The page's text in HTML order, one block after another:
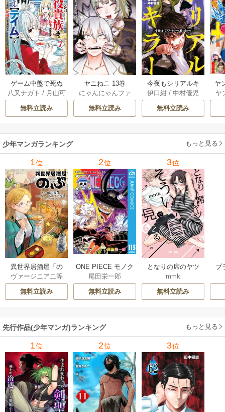
ゲーム中盤で死ぬ
悪役貴族に転生し
たので、外れスキ
ル【テイム】を駆
してみた 7巻
八又ナガト / 月山可
也
無料立読み
ヤニねこ 13巻
にゃんにゃんファ
クトリー
無料立読み
今夜もシリアルキ
ラーと待ち合わせ 5
巻
伊口紺 /中村優児
無料立読み
ヤ
ヤ
少年マンガランキング もっと見る
1位
異世界居酒屋「の
ぶ」
ヴァージニア二等
兵/蝉川夏哉/転
無料立読み
2位
ONE PIECE モノク
ロ版
尾田栄一郎
無料立読み
3位
となりの席のヤツ
がそういう目で見
てくる
mmk
無料立読み
ブ
先行作品(少年マンガ)ランキング もっと見る
1位 2位 3位